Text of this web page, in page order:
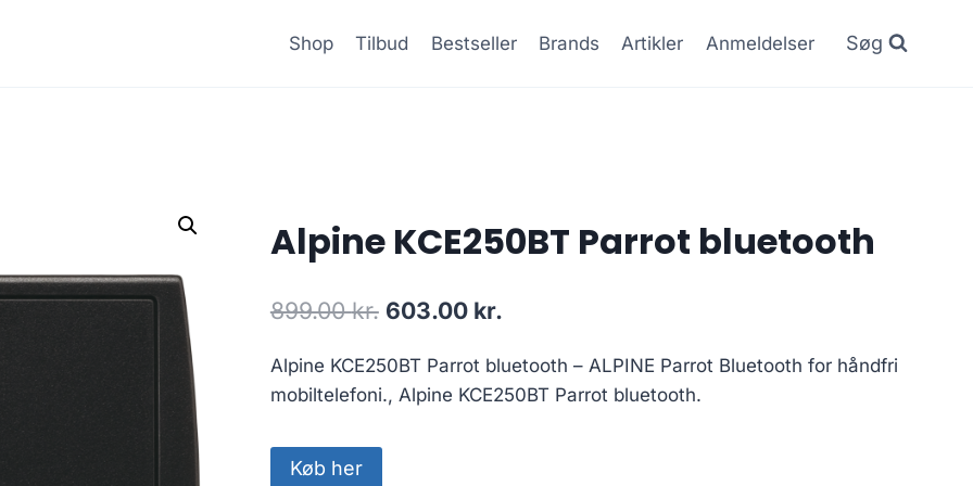
Shop Tilbud Bestseller Brands Artikler Anmeldelser Søg
Alpine KCE250BT Parrot bluetooth
899.00kr. Den
pris
603.00 kr.
pris
Alpine KCE250BT Parrot bluetooth – ALPINE Parrot Bluetooth for håndfri
mobiltelefoni., Alpine KCE250BT Parrot bluetooth.
Køb her